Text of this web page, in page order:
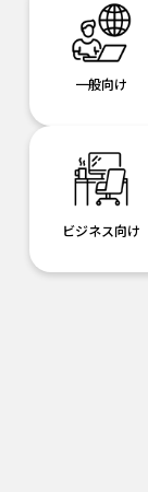
一般向け
ビジネス向け